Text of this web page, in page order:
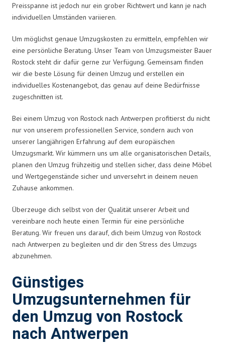
Preisspanne ist jedoch nur ein grober Richtwert und kann je nach
individuellen Umständen variieren.
Um möglichst genaue Umzugskosten zu ermitteln, empfehlen wir
eine persönliche Beratung. Unser Team von Umzugsmeister Bauer
Rostock steht dir dafür gerne zur Verfügung. Gemeinsam finden
wir die beste Lösung für deinen Umzug und erstellen ein
individuelles Kostenangebot, das genau auf deine Bedürfnisse
zugeschnitten ist.
Bei einem Umzug von Rostock nach Antwerpen profitierst du nicht
nur von unserem professionellen Service, sondern auch von
unserer langjährigen Erfahrung auf dem europäischen
Umzugsmarkt. Wir kümmern uns um alle organisatorischen Details,
planen den Umzug frühzeitig und stellen sicher, dass deine Möbel
und Wertgegenstände sicher und unversehrt in deinem neuen
Zuhause ankommen.
Überzeuge dich selbst von der Qualität unserer Arbeit und
vereinbare noch heute einen Termin für eine persönliche
Beratung. Wir freuen uns darauf, dich beim Umzug von Rostock
nach Antwerpen zu begleiten und dir den Stress des Umzugs
abzunehmen.
Günstiges
Umzugsunternehmen für
den Umzug von Rostock
nach Antwerpen